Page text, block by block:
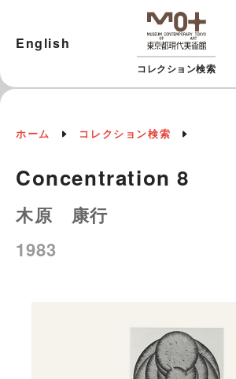
コレクション検索
English
ホーム コレクション検索
Concentration 8
木原 康行
1983